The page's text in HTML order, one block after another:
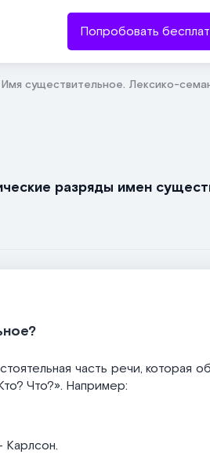
Попробовать
Имя существительное. Лексико-
разряды имен
часть речи, которая
Что?». Например:
Карлсон.